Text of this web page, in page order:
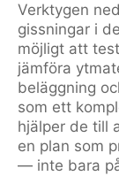
Verktygen
gissningar i
möjligt att
jämföra
beläggning
som ett
hjälper de till
en plan som
— inte bara